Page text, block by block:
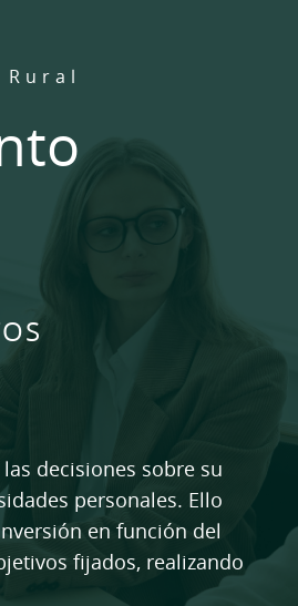
Rural
decisiones sobre su
personales. Ello
en función del
fijados, realizando